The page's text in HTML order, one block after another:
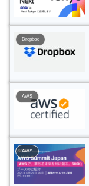
Dropbox
AWS
AWS